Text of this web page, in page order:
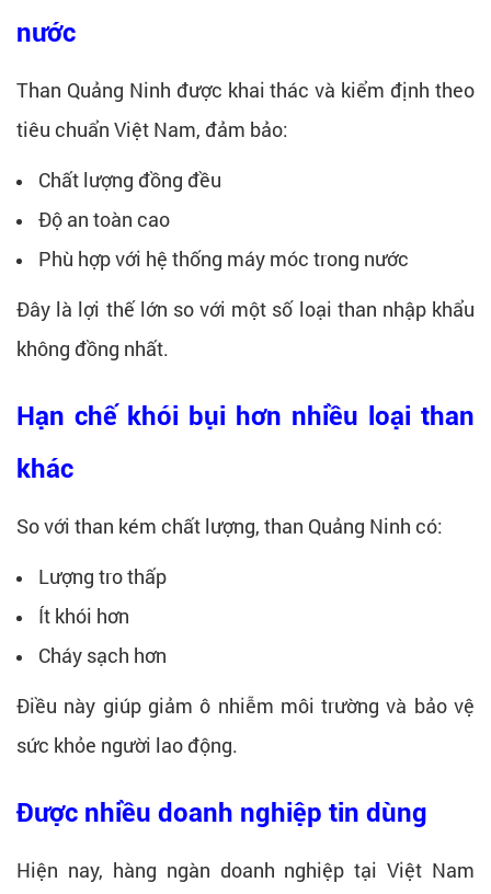
nước
Than Quảng Ninh được khai thác và kiểm định theo
tiêu chuẩn Việt Nam, đảm bảo:
Chất lượng đồng đều
Độ an toàn cao
Phù hợp với hệ thống máy móc trong nước
Đây là lợi thế lớn so với một số loại than nhập khẩu
không đồng nhất.
Hạn chế khói bụi hơn nhiều loại than
khác
So với than kém chất lượng, than Quảng Ninh có:
Lượng tro thấp
Ít khói hơn
Cháy sạch hơn
Điều này giúp giảm ô nhiễm môi trường và bảo vệ
sức khỏe người lao động.
Được nhiều doanh nghiệp tin dùng
Hiện nay, hàng ngàn doanh nghiệp tại Việt Nam